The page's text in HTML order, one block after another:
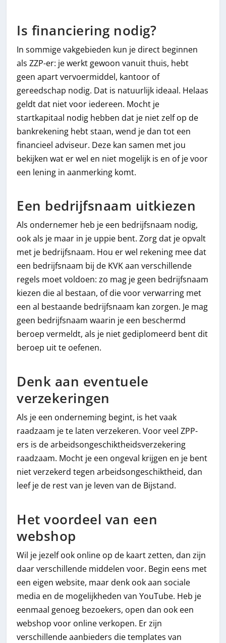
Is financiering nodig?
In sommige vakgebieden kun je direct beginnen
als ZZP-er: je werkt gewoon vanuit thuis, hebt
geen apart vervoermiddel, kantoor of
gereedschap nodig. Dat is natuurlijk ideaal. Helaas
geldt dat niet voor iedereen. Mocht je
startkapitaal nodig hebben dat je niet zelf op de
bankrekening hebt staan, wend je dan tot een
financieel adviseur. Deze kan samen met jou
bekijken wat er wel en niet mogelijk is en of je voor
een lening in aanmerking komt.
Een bedrijfsnaam uitkiezen
Als ondernemer heb je een bedrijfsnaam nodig,
ook als je maar in je uppie bent. Zorg dat je opvalt
met je bedrijfsnaam. Hou er wel rekening mee dat
een bedrijfsnaam bij de KVK aan verschillende
regels moet voldoen: zo mag je geen bedrijfsnaam
kiezen die al bestaan, of die voor verwarring met
een al bestaande bedrijfsnaam kan zorgen. Je mag
geen bedrijfsnaam waarin je een beschermd
beroep vermeldt, als je niet gediplomeerd bent dit
beroep uit te oefenen.
Denk aan eventuele
verzekeringen
Als je een onderneming begint, is het vaak
raadzaam je te laten verzekeren. Voor veel ZPP-
ers is de arbeidsongeschiktheidsverzekering
raadzaam. Mocht je een ongeval krijgen en je bent
niet verzekerd tegen arbeidsongeschiktheid, dan
leef je de rest van je leven van de Bijstand.
Het voordeel van een
webshop
Wil je jezelf ook online op de kaart zetten, dan zijn
daar verschillende middelen voor. Begin eens met
een eigen website, maar denk ook aan sociale
media en de mogelijkheden van YouTube. Heb je
eenmaal genoeg bezoekers, open dan ook een
webshop voor online verkopen. Er zijn
verschillende aanbieders die templates van